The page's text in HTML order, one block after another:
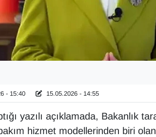
- 15:40 15.05.2026 - 14:55
yazılı açıklamada, Bakanlık
hizmet modellerinden biri olan